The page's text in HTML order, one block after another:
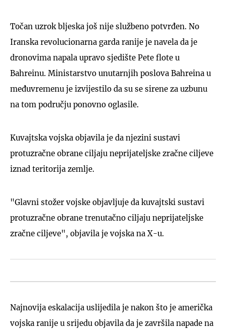
Točan uzrok bljeska još nije službeno potvrđen. No
Iranska revolucionarna garda ranije je navela da je
dronovima napala upravo sjedište Pete flote u
Bahreinu. Ministarstvo unutarnjih poslova Bahreina u
međuvremenu je izvijestilo da su se sirene za uzbunu
na tom području ponovno oglasile.
Kuvajtska vojska objavila je da njezini sustavi
protuzračne obrane ciljaju neprijateljske zračne ciljeve
iznad teritorija zemlje.
"Glavni stožer vojske objavljuje da kuvajtski sustavi
protuzračne obrane trenutačno ciljaju neprijateljske
zračne ciljeve", objavila je vojska na X-u.
Najnovija eskalacija uslijedila je nakon što je američka
vojska ranije u srijedu objavila da je završila napade na